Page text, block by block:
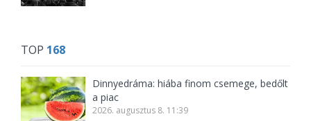
TOP 168
Dinnyedráma: hiába finom csemege, bedőlt
a piac
2026. augusztus 8. 11:39